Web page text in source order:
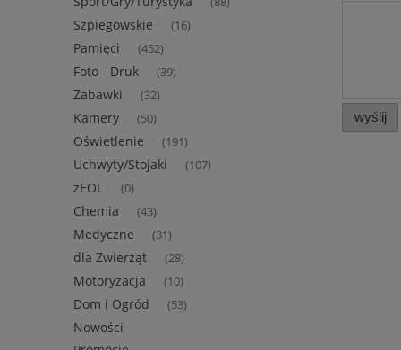
Szpiegowskie (16)
Pamięci (452)
Foto - Druk (39)
Zabawki (32)
Kamery (50)
Oświetlenie (191)
Uchwyty/Stojaki (107)
zEOL (0)
Chemia (43)
Medyczne (31)
dla Zwierząt (28)
Motoryzacja (10)
Dom i Ogród (53)
Nowości
wyślij